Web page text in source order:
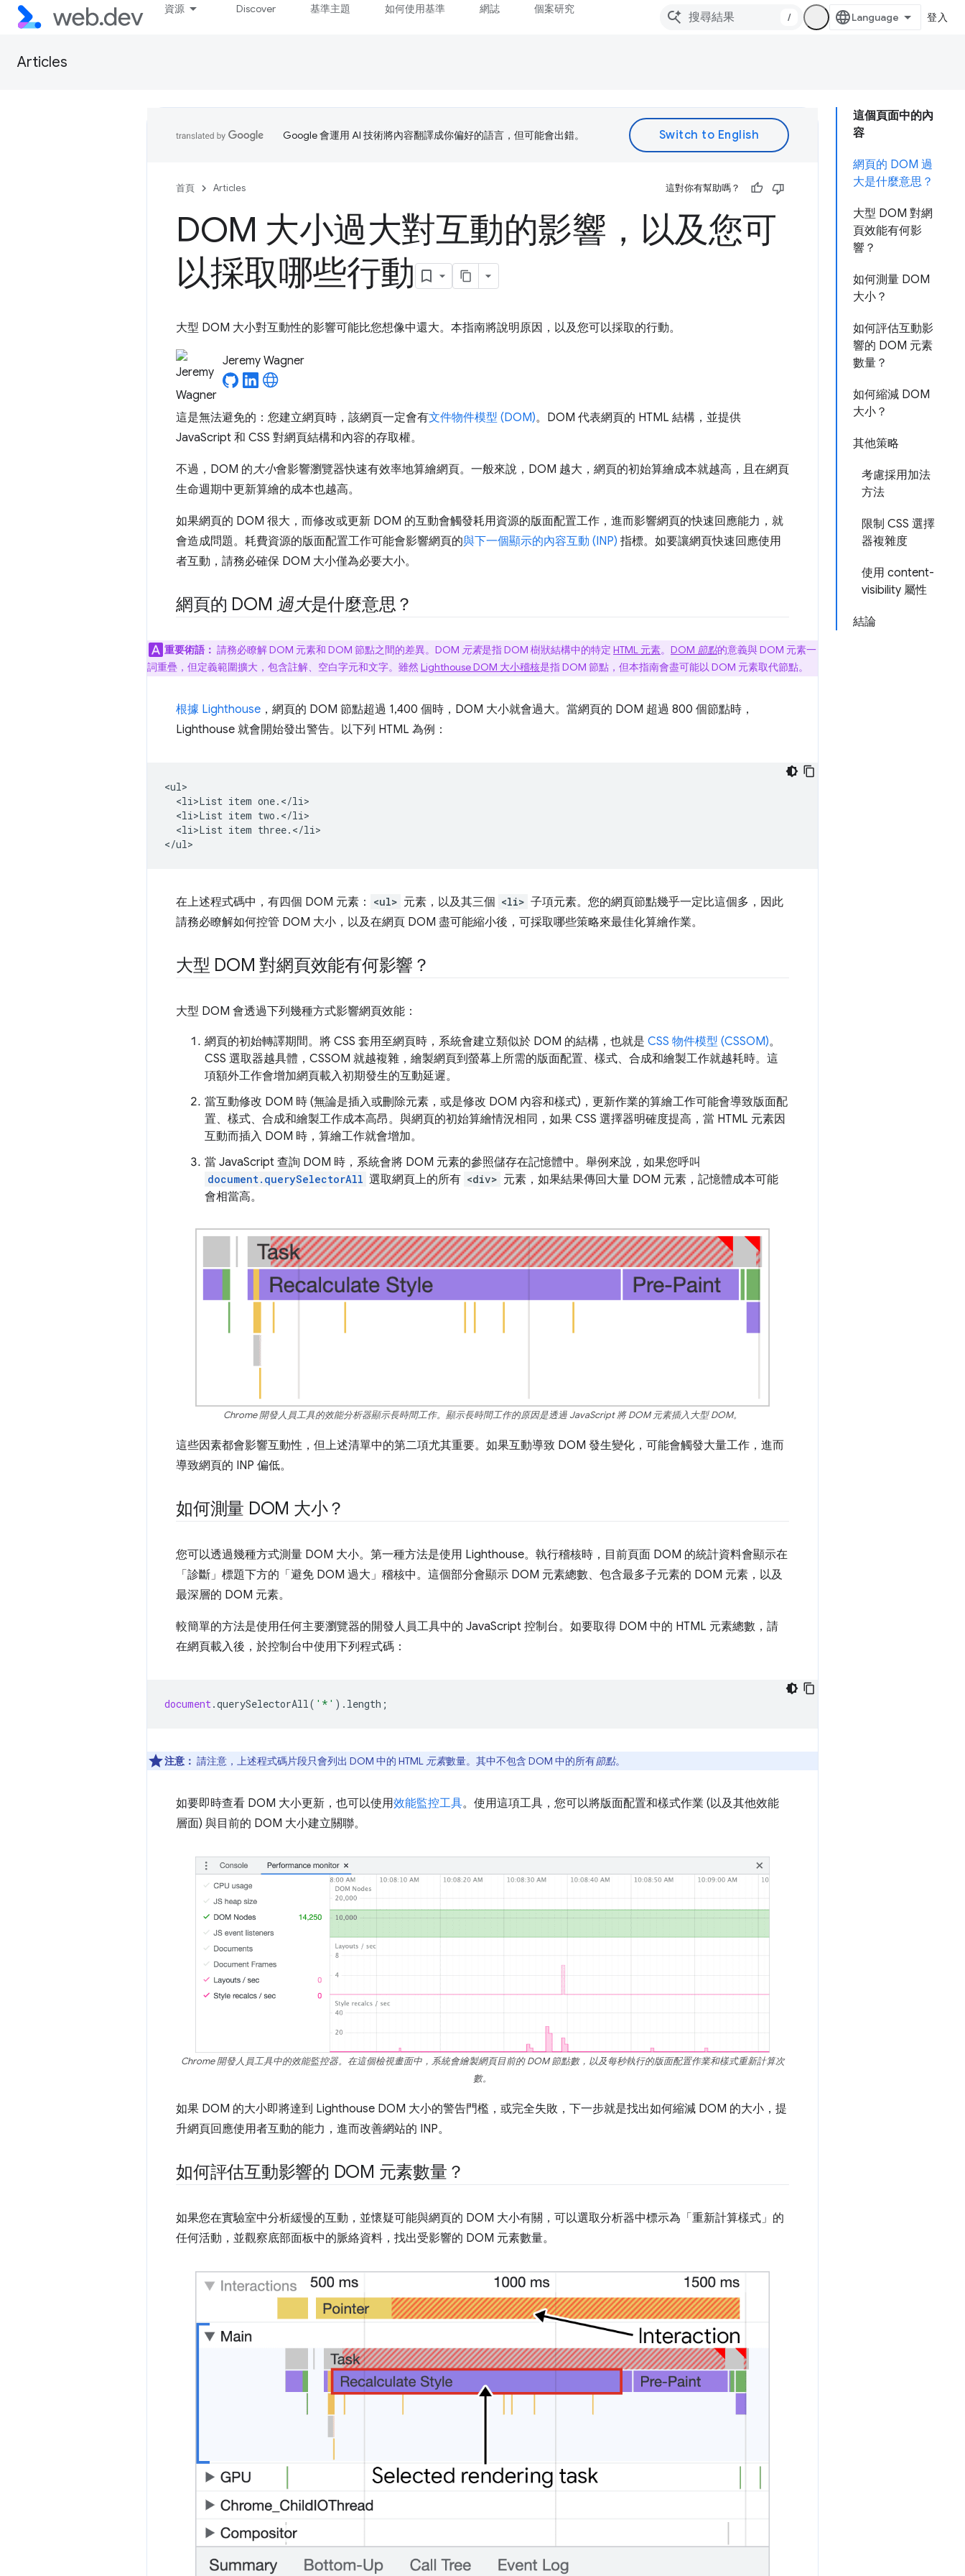
資源 Discover 基準主題 如何使用基準 網誌 個案研究
/ 登入
Articles
這個頁面中的內
容
網頁的 DOM 過
大是什麼意思？
大型 DOM 對網
頁效能有何影
響？
如何測量 DOM
大小？
如何評估互動影
響的 DOM 元素
數量？
如何縮減 DOM
大小？
其他策略
考慮採用加法
方法
限制 CSS 選擇
器複雜度
使用 content-
visibility 屬性
結論
Google 會運用 AI 技術將內容翻譯成你偏好的語言，但可能會出錯。
首頁 Articles 這對你有幫助嗎？
DOM 大小過大對互動的影響，以及您可
以採取哪些行動
大型 DOM 大小對互動性的影響可能比您想像中還大。本指南將說明原因，以及您可以採取的行動。
Jeremy Wagner
這是無法避免的：您建立網頁時，該網頁一定會有文件物件模型 (DOM)。DOM 代表網頁的 HTML 結構，並提供
JavaScript 和 CSS 對網頁結構和內容的存取權。
不過，DOM 的大小會影響瀏覽器快速有效率地算繪網頁。一般來說，DOM 越大，網頁的初始算繪成本就越高，且在網頁
生命週期中更新算繪的成本也越高。
如果網頁的 DOM 很大，而修改或更新 DOM 的互動會觸發耗用資源的版面配置工作，進而影響網頁的快速回應能力，就
會造成問題。耗費資源的版面配置工作可能會影響網頁的與下一個顯示的內容互動 (INP) 指標。如要讓網頁快速回應使用
者互動，請務必確保 DOM 大小僅為必要大小。
網頁的 DOM過大是什麼意思？
重要術語： 請務必瞭解 DOM 元素和 DOM 節點之間的差異。DOM 元素是指 DOM 樹狀結構中的特定 HTML 元素。 DOM 節點的意義與 DOM 元素一
詞重疊，但定義範圍擴大，包含註解、空白字元和文字。雖然 Lighthouse DOM 大小稽核是指 DOM 節點，但本指南會盡可能以 DOM 元素取代節點。
根據 Lighthouse ，網頁的 DOM 節點超過 1,400 個時，DOM 大小就會過大。當網頁的 DOM 超過 800 個節點時，
Lighthouse 就會開始發出警告。以下列 HTML 為例：
<ul>
  <li>List item one.</li>
  <li>List item two.</li>
  <li>List item three.</li>
在上述程式碼中，有四個 DOM 元素： <ul> 元素，以及其三個 <li> 子項元素。您的網頁節點幾乎一定比這個多，因此
請務必瞭解如何控管 DOM 大小，以及在網頁 DOM 盡可能縮小後，可採取哪些策略來最佳化算繪作業。
大型 DOM 對網頁效能有何影響？
大型 DOM 會透過下列幾種方式影響網頁效能：
網頁的初始轉譯期間。將 CSS 套用至網頁時，系統會建立類似於 DOM 的結構，也就是 CSS 物件模型 (CSSOM)。
CSS 選取器越具體，CSSOM 就越複雜，繪製網頁到螢幕上所需的版面配置、樣式、合成和繪製工作就越耗時。這
項額外工作會增加網頁載入初期發生的互動延遲。
當互動修改 DOM 時 (無論是插入或刪除元素，或是修改 DOM 內容和樣式)，更新作業的算繪工作可能會導致版面配
置、樣式、合成和繪製工作成本高昂。與網頁的初始算繪情況相同，如果 CSS 選擇器明確度提高，當 HTML 元素因
互動而插入 DOM 時，算繪工作就會增加。
當 JavaScript 查詢 DOM 時，系統會將 DOM 元素的參照儲存在記憶體中。舉例來說，如果您呼叫
document.querySelectorAll 選取網頁上的所有 <div> 元素，如果結果傳回大量 DOM 元素，記憶體成本可能
會相當高。
Chrome 開發人員工具的效能分析器顯示長時間工作。顯示長時間工作的原因是透過 JavaScript 將 DOM 元素插入大型 DOM。
這些因素都會影響互動性，但上述清單中的第二項尤其重要。如果互動導致 DOM 發生變化，可能會觸發大量工作，進而
導致網頁的 INP 偏低。
如何測量 DOM 大小？
您可以透過幾種方式測量 DOM 大小。第一種方法是使用 Lighthouse。執行稽核時，目前頁面 DOM 的統計資料會顯示在
「診斷」標題下方的「避免 DOM 過大」稽核中。這個部分會顯示 DOM 元素總數、包含最多子元素的 DOM 元素，以及
最深層的 DOM 元素。
較簡單的方法是使用任何主要瀏覽器的開發人員工具中的 JavaScript 控制台。如要取得 DOM 中的 HTML 元素總數，請
在網頁載入後，於控制台中使用下列程式碼：
document .querySelectorAll ( '*' ). length ;
注意： 請注意，上述程式碼片段只會列出 DOM 中的 HTML 元素數量。其中不包含 DOM 中的所有節點。
如要即時查看 DOM 大小更新，也可以使用效能監控工具。使用這項工具，您可以將版面配置和樣式作業 (以及其他效能
層面) 與目前的 DOM 大小建立關聯。
Chrome 開發人員工具中的效能監控器。在這個檢視畫面中，系統會繪製網頁目前的 DOM 節點數，以及每秒執行的版面配置作業和樣式重新計算次
數。
如果 DOM 的大小即將達到 Lighthouse DOM 大小的警告門檻，或完全失敗，下一步就是找出如何縮減 DOM 的大小，提
升網頁回應使用者互動的能力，進而改善網站的 INP。
如何評估互動影響的 DOM 元素數量？
如果您在實驗室中分析緩慢的互動，並懷疑可能與網頁的 DOM 大小有關，可以選取分析器中標示為「重新計算樣式」的
任何活動，並觀察底部面板中的脈絡資料，找出受影響的 DOM 元素數量。